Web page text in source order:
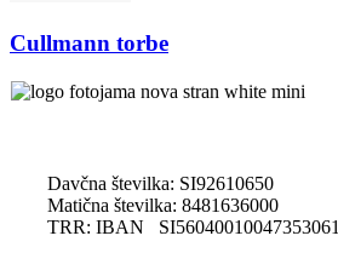
Cullmann torbe
Davčna številka: SI92610650
Matična številka: 8481636000
TRR: IBAN SI56040010047353061